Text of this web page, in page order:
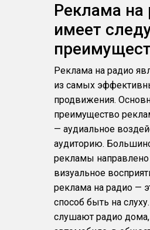
Реклама на
имеет
Реклама на радио
из самых
продвижения.
преимущество
— аудиальное
аудиторию.
рекламы направлено
визуальное
реклама на радио —
способ быть на
слушают радио